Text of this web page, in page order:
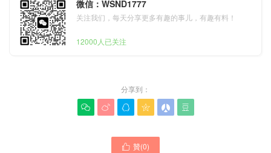
微信：WSND1777
关注我们，每天分享更多有趣的事儿，有趣有料！
12000人已关注
分享到：
     
 贊(0)